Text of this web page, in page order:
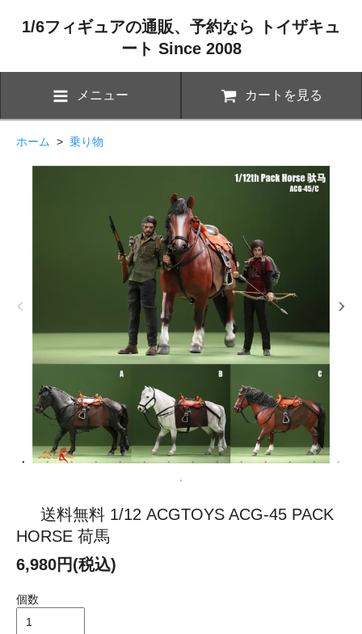
1/6フィギュアの通販、予約なら トイザキュ
ート Since 2008
メニュー カートを見る
ホーム > 乗り物
送料無料 1/12 ACGTOYS ACG-45 PACK
HORSE 荷馬
6,980円(税込)
個数